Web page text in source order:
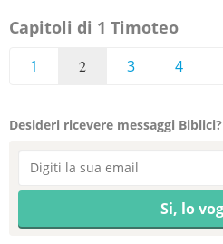
Capitoli di 1 Timoteo
1 2 3 4
Desideri ricevere messaggi Biblici?